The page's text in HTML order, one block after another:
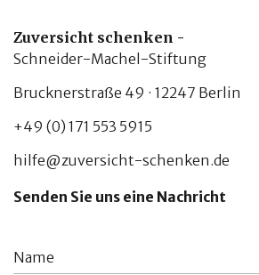
Zuversicht schenken -
Schneider-Machel-Stiftung
Brucknerstraße 49 · 12247 Berlin
+49 (0) 171 553 5915
hilfe@zuversicht-schenken.de
Senden Sie uns eine Nachricht